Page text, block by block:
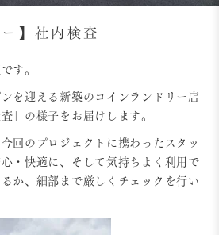
】社内検査
す。
を迎える新築のコインランドリー店
」の様子をお届けします。
回のプロジェクトに携わったスタッ
・快適に、そして気持ちよく利用で
か、細部まで厳しくチェックを行い